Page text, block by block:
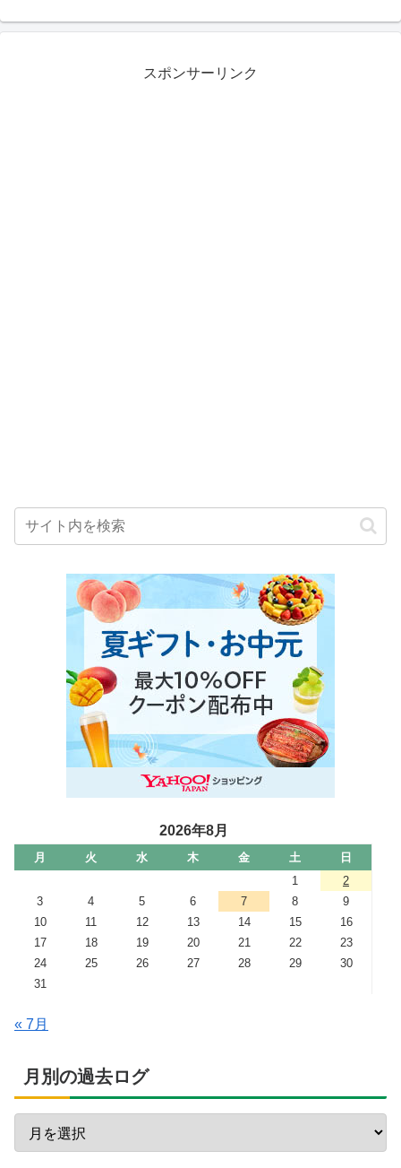
スポンサーリンク
2026年8月
月 火 水 木 金 土
日
1
2
3
4 5 6 7 8
9
10
11 12 13 14 15
16
17
18 19 20 21 22
23
24
25 26 27 28 29
30
31
« 7月
月別の過去ログ